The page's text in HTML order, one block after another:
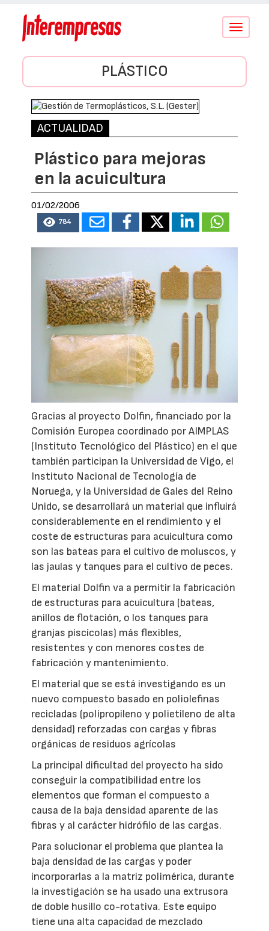
Conmutar
PLÁSTICO
ACTUALIDAD
Plástico para mejoras
en la acuicultura
01/02/2006
784
Gracias al proyecto Dolfin, financiado por la
Comisión Europea coordinado por AIMPLAS
(Instituto Tecnológico del Plástico) en el que
también participan la Universidad de Vigo, el
Instituto Nacional de Tecnología de
Noruega, y la Universidad de Gales del Reino
Unido, se desarrollará un material que influirá
considerablemente en el rendimiento y el
coste de estructuras para acuicultura como
son las bateas para el cultivo de moluscos, y
las jaulas y tanques para el cultivo de peces.
El material Dolfin va a permitir la fabricación
de estructuras para acuicultura (bateas,
anillos de flotación, o los tanques para
granjas piscícolas) más flexibles,
resistentes y con menores costes de
fabricación y mantenimiento.
El material que se está investigando es un
nuevo compuesto basado en poliolefinas
recicladas (polipropileno y polietileno de alta
densidad) reforzadas con cargas y fibras
orgánicas de residuos agrícolas
La principal dificultad del proyecto ha sido
conseguir la compatibilidad entre los
elementos que forman el compuesto a
causa de la baja densidad aparente de las
fibras y al carácter hidrófilo de las cargas.
Para solucionar el problema que plantea la
baja densidad de las cargas y poder
incorporarlas a la matriz polimérica, durante
la investigación se ha usado una extrusora
de doble husillo co-rotativa. Este equipo
tiene una alta capacidad de mezclado